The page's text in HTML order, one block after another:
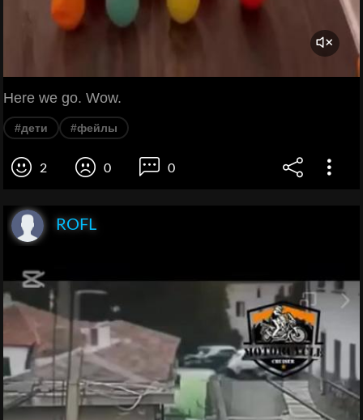
Here we go. Wow.
#дети #фейлы
2 0 0
ROFL